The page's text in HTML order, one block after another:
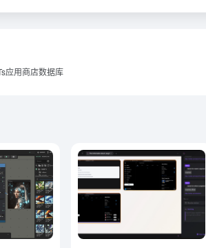
应用商店数据库